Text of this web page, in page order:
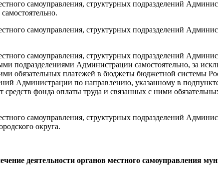
самоуправления, структурных подразделений
самоуправления, структурных подразделений
самоуправления, структурных подразделений
подразделениями Администрации самостоятельно, за
обязательных платежей в бюджеты бюджетной системы
Администрации по направлению, указанному в
средств фонда оплаты труда и связанных с ними
самоуправления, структурных подразделений
округа.
деятельности органов местного самоуправления